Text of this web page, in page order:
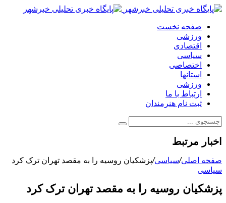
صفحه نخست
ورزشی
اقتصادی
سیاسی
اختصاصی
استانها
ورزشی
ارتباط با ما
ثبت نام هنرمندان
اخبار مرتبط
صفحه اصلی/سیاسی/پزشکیان روسیه را به مقصد تهران ترک کرد
سیاسی
پزشکیان روسیه را به مقصد تهران ترک کرد